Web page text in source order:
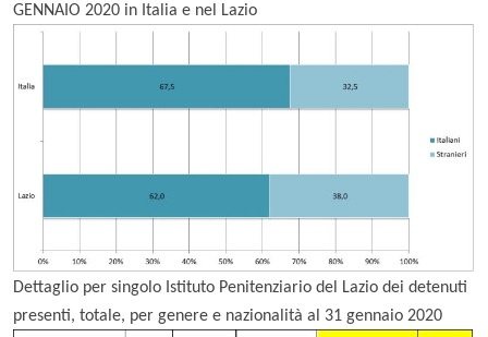
GENNAIO 2020 in Italia e nel Lazio
Dettaglio per singolo Istituto Penitenziario del Lazio dei detenuti
presenti, totale, per genere e nazionalità al 31 gennaio 2020